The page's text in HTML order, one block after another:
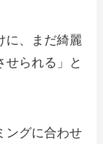
に、まだ綺麗
せられる」と
ングに合わせ